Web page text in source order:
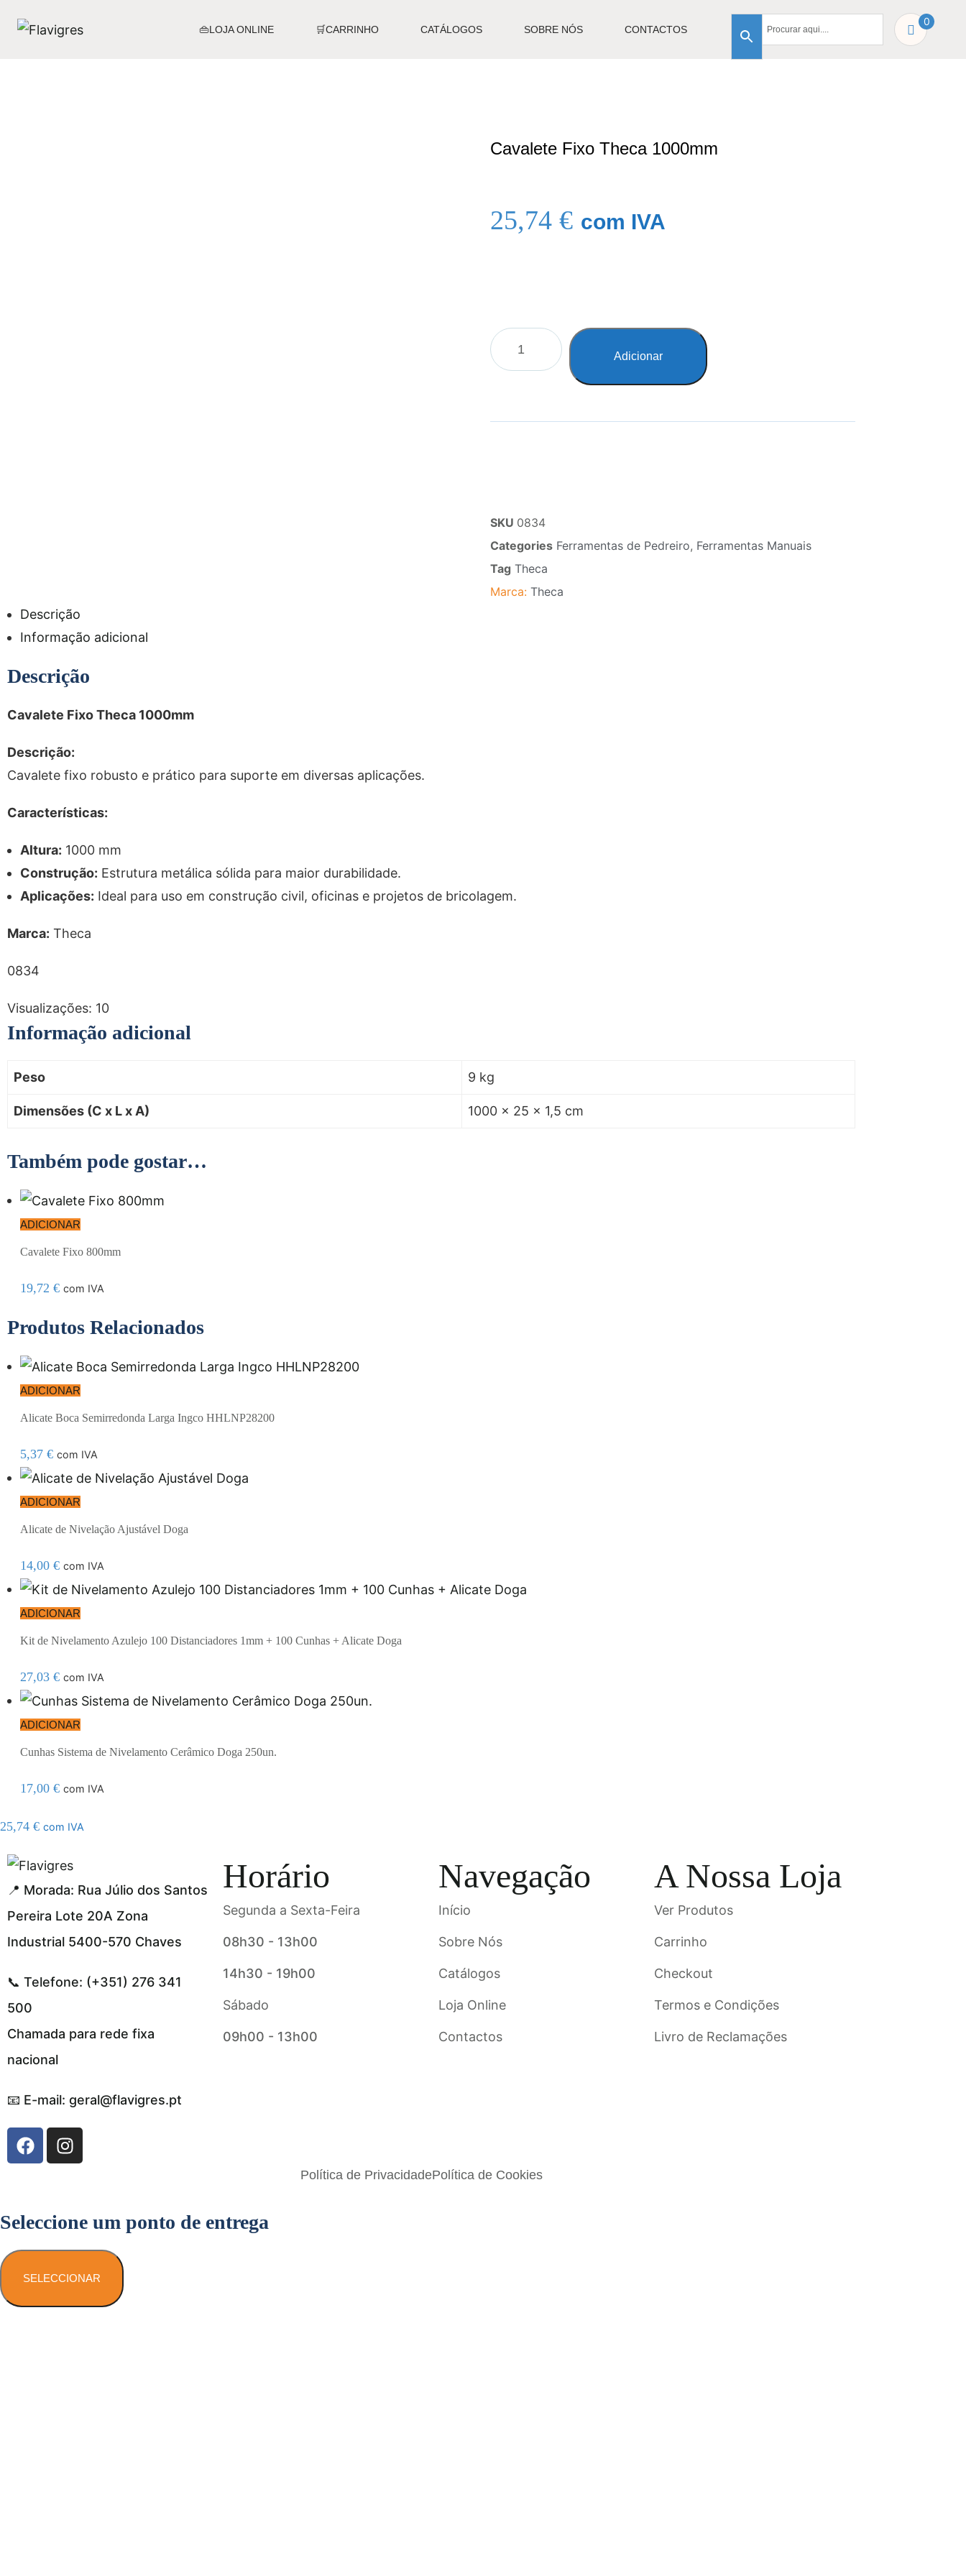
👜LOJA ONLINE 🛒CARRINHO CATÁLOGOS SOBRE NÓS CONTACTOS
0
Cavalete Fixo Theca 1000mm
25,74 € com IVA
Adicionar
SKU 0834
Categories Ferramentas de Pedreiro, Ferramentas Manuais
Tag Theca
Marca: Theca
Descrição
Informação adicional
Descrição
Cavalete Fixo Theca 1000mm
Descrição:
Cavalete fixo robusto e prático para suporte em diversas aplicações.
Características:
Altura: 1000 mm
Construção: Estrutura metálica sólida para maior durabilidade.
Aplicações: Ideal para uso em construção civil, oficinas e projetos de bricolagem.
Marca: Theca
0834
Visualizações: 10
Informação adicional
Peso 9 kg
Dimensões (C x L x A) 1000 × 25 × 1,5 cm
Também pode gostar…
ADICIONAR
Cavalete Fixo 800mm
19,72 € com IVA
Produtos Relacionados
ADICIONAR
Alicate Boca Semirredonda Larga Ingco HHLNP28200
5,37 € com IVA
ADICIONAR
Alicate de Nivelação Ajustável Doga
14,00 € com IVA
ADICIONAR
Kit de Nivelamento Azulejo 100 Distanciadores 1mm + 100 Cunhas + Alicate Doga
27,03 € com IVA
ADICIONAR
Cunhas Sistema de Nivelamento Cerâmico Doga 250un.
17,00 € com IVA
25,74 € com IVA
resmi adresi
📍 Morada: Rua Júlio dos Santos
Pereira Lote 20A Zona
Industrial 5400-570 Chaves
📞 Telefone: (+351) 276 341
500
Chamada para rede fixa
nacional
📧 E-mail: geral@flavigres.pt
Horário
Segunda a Sexta-Feira
08h30 - 13h00
14h30 - 19h00
Sábado
09h00 - 13h00
Navegação
Início
Sobre Nós
Catálogos
Loja Online
Contactos
A Nossa Loja
Ver Produtos
Carrinho
Checkout
Termos e Condições
Livro de Reclamações
Política de PrivacidadePolítica de Cookies
Seleccione um ponto de entrega
SELECCIONAR